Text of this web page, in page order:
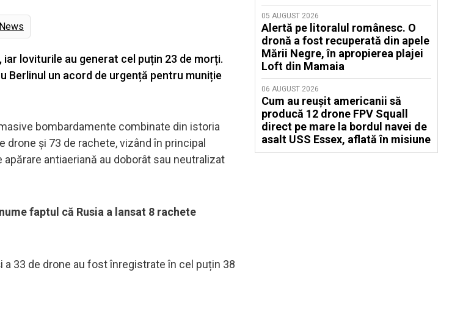
loviturile au generat cel puțin 23 de morți.
Berlinul un acord de urgență pentru muniție
bombardamente combinate din istoria
drone și 73 de rachete, vizând în principal
antiaeriană au doborât sau neutralizat
faptul că Rusia a lansat 8 rachete
33 de drone au fost înregistrate în cel puțin 38
05 AUGUST 2026
Alertă pe litoralul românesc. O
dronă a fost recuperată din apele
Mării Negre, în apropierea plajei
Loft din Mamaia
06 AUGUST 2026
Cum au reușit americanii să
producă 12 drone FPV Squall
direct pe mare la bordul navei de
asalt USS Essex, aflată în misiune